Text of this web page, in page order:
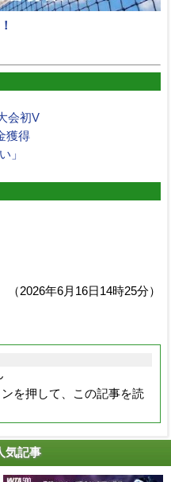
会初V
獲得
」
（2026年6月16日14時25分）
を押して、この記事を読
気記事